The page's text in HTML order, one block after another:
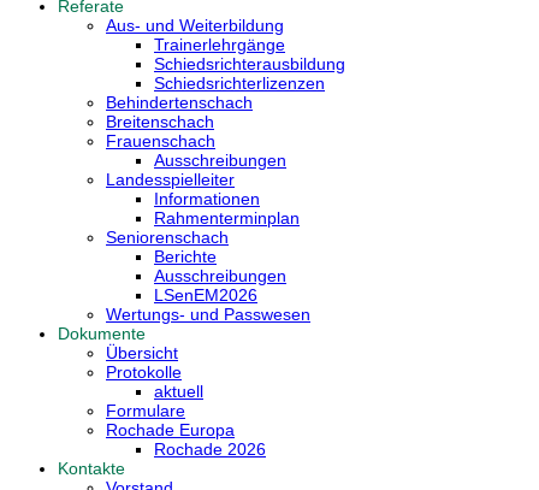
Referate
Aus- und Weiterbildung
Trainerlehrgänge
Schiedsrichterausbildung
Schiedsrichterlizenzen
Behindertenschach
Breitenschach
Frauenschach
Ausschreibungen
Landesspielleiter
Informationen
Rahmenterminplan
Seniorenschach
Berichte
Ausschreibungen
LSenEM2026
Wertungs- und Passwesen
Dokumente
Übersicht
Protokolle
aktuell
Formulare
Rochade Europa
Rochade 2026
Kontakte